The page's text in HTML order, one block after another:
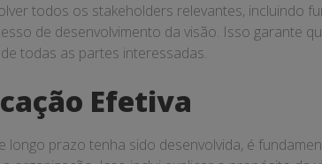
todos os stakeholders relevantes, incluindo
de desenvolvimento da visão. Isso garante
todas as partes interessadas.
Efetiva
longo prazo tenha sido desenvolvida, é